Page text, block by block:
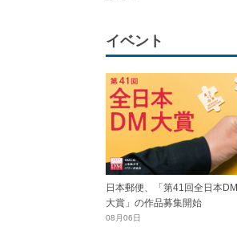
イベント
日本郵便、「第41回全日本DM
大賞」の作品募集開始
08月06日